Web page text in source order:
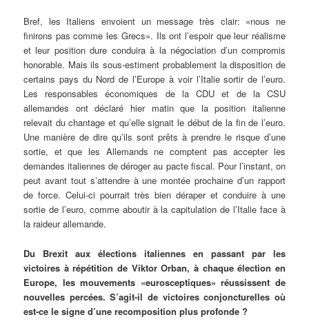
Bref, les Italiens envoient un message très clair: «nous ne
finirons pas comme les Grecs». Ils ont l’espoir que leur réalisme
et leur position dure conduira à la négociation d’un compromis
honorable. Mais ils sous-estiment probablement la disposition de
certains pays du Nord de l’Europe à voir l’Italie sortir de l’euro.
Les responsables économiques de la CDU et de la CSU
allemandes ont déclaré hier matin que la position italienne
relevait du chantage et qu’elle signait le début de la fin de l’euro.
Une manière de dire qu’ils sont prêts à prendre le risque d’une
sortie, et que les Allemands ne comptent pas accepter les
demandes italiennes de déroger au pacte fiscal. Pour l’instant, on
peut avant tout s’attendre à une montée prochaine d’un rapport
de force. Celui-ci pourrait très bien déraper et conduire à une
sortie de l’euro, comme aboutir à la capitulation de l’Italie face à
la raideur allemande.
Du Brexit aux élections italiennes en passant par les
victoires à répétition de Viktor Orban, à chaque élection en
Europe, les mouvements «eurosceptiques» réussissent de
nouvelles percées. S’agit-il de victoires conjoncturelles où
est-ce le signe d’une recomposition plus profonde ?